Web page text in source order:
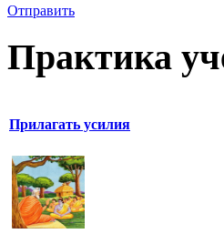
Отправить
Практика
Прилагать усилия